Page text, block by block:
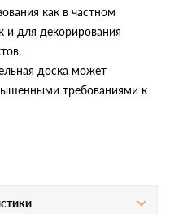
как в частном
и для декорирования
доска может
требованиями к